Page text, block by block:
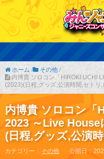
ホーム / その他 /
内博貴 ソロコン「HIROKI UCHI
(2023)(日程,グッズ,公演時間,セトリ,
内博貴 ソロコン「
2023 ～Live
(日程,グッズ,公演
カテゴリー その他 公開日